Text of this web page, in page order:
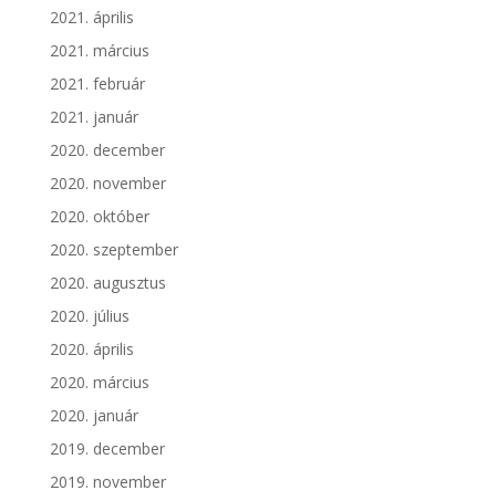
2021. április
2021. március
2021. február
2021. január
2020. december
2020. november
2020. október
2020. szeptember
2020. augusztus
2020. július
2020. április
2020. március
2020. január
2019. december
2019. november